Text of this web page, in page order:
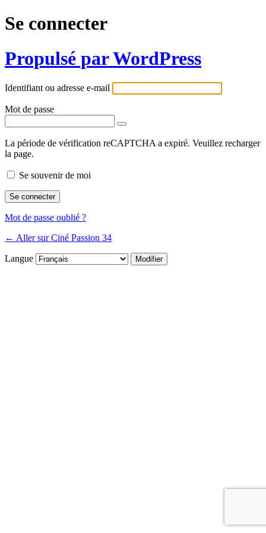
Se connecter
Propulsé par WordPress
Identifiant ou adresse e-mail
Mot de passe
La période de vérification reCAPTCHA a expiré. Veuillez recharger
la page.
Se souvenir de moi
Mot de passe oublié ?
← Aller sur Ciné Passion 34
Langue